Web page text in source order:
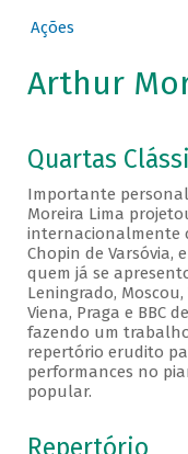
Ações
Arthur
Quartas
Importante
Moreira Lima
internacionalmente
Chopin de Varsóvia,
quem já se
Leningrado,
Viena, Praga e BBC
fazendo um
repertório erudito
performances no
popular.